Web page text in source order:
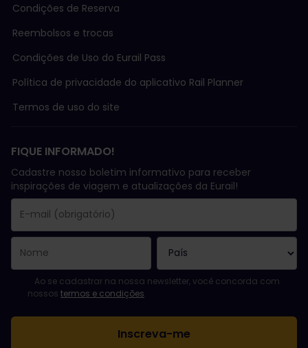
Condições de Reserva
Reembolsos e trocas
Condições de Uso do Eurail Pass
Política de privacidade do aplicativo Rail Planner
Termos de uso do site
FIQUE INFORMADO!
Cadastre nosso boletim informativo para receber
inspirações de viagem e atualizações da Eurail!
Você se inscreveu com sucesso.
O campo endereço de e-mail é obrigatório!
E-mail inválido!
Erro ao assinar o boletim eletrônico. Tente novamente mais
Você já assinou este boletim eletrônico!
Favor concordar com os termos e condições para assinar a
Ao se cadastrar na nossa newsletter, você concorda com
nossos termos e condições.